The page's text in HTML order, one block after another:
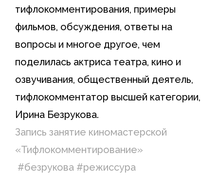
тифлокомментирования, примеры
фильмов, обсуждения, ответы на
вопросы и многое другое, чем
поделилась актриса театра, кино и
озвучивания, общественный деятель,
тифлокомментатор высшей категории,
Ирина Безрукова.
Запись занятие киномастерской
«Тифлокомментирование»
#безрукова #режиссура